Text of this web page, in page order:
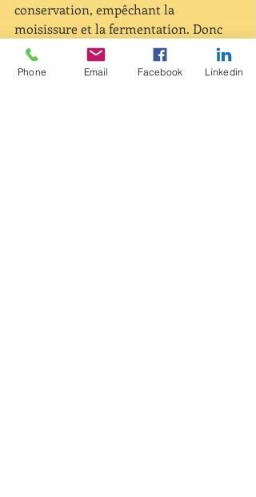
conservation, empêchant la
moisissure et la fermentation. Donc
selon le mode de préparation de la
confiture et du type de pectine utilisé,
Phone Email Facebook Linkedin